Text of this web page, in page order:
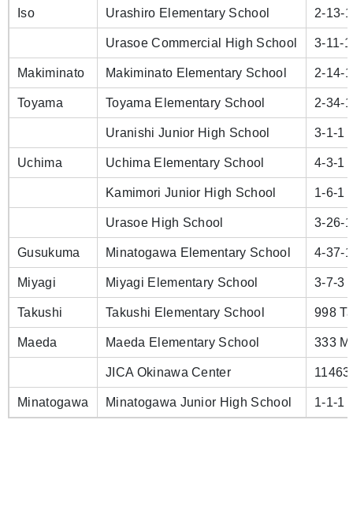
Iso Urashiro Elementary School 2-13-
Urasoe Commercial High School 3-11-
Makiminato Makiminato Elementary School 2-14-
Toyama Toyama Elementary School 2-34-
Uranishi Junior High School 3-1-1
Uchima Uchima Elementary School 4-3-1
Kamimori Junior High School 1-6-1
Urasoe High School 3-26-
Gusukuma Minatogawa Elementary School 4-37-
Miyagi Miyagi Elementary School 3-7-3
Takushi Takushi Elementary School 998
Maeda Maeda Elementary School 333
JICA Okinawa Center
Minatogawa Minatogawa Junior High School 1-1-1